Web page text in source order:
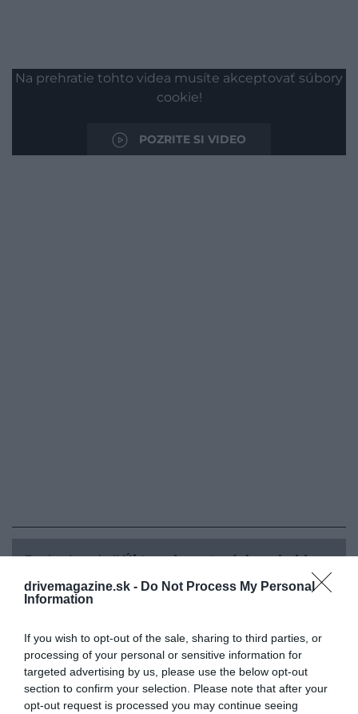
drivemagazine.sk - Do Not Process My Personal
Information
If you wish to opt-out of the sale, sharing to third parties, or
processing of your personal or sensitive information for
targeted advertising by us, please use the below opt-out
section to confirm your selection. Please note that after your
opt-out request is processed you may continue seeing
Na prehratie tohto videa musíte akceptovať súbory
cookie!
POZRITE SI VIDEO
Ezt is olvasd el!Új trend az utazásban: boldog
turizmus
AmiKubafővárosát illeti, itt a keresések száma az
előző évhez képest 28 százalékkal csökkent, és bár a
2 milliós település még mindig rengeteg retro bájjal
büszkélkedhet, – amelyet gazdag zenei kultúrája